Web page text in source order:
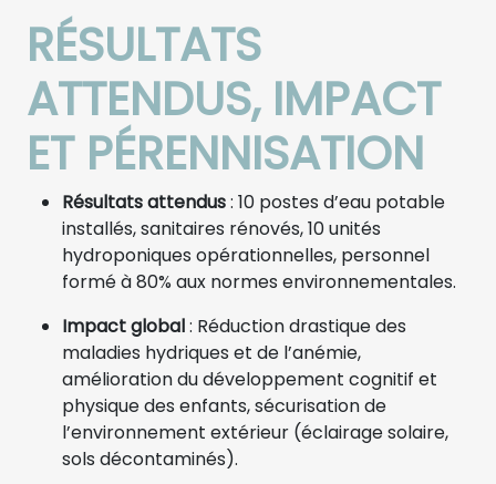
RÉSULTATS
ATTENDUS, IMPACT
ET PÉRENNISATION
Résultats attendus: 10 postes d’eau potable
installés, sanitaires rénovés, 10 unités
hydroponiques opérationnelles, personnel
formé à 80% aux normes environnementales.
Impact global: Réduction drastique des
maladies hydriques et de l’anémie,
amélioration du développement cognitif et
physique des enfants, sécurisation de
l’environnement extérieur (éclairage solaire,
sols décontaminés).